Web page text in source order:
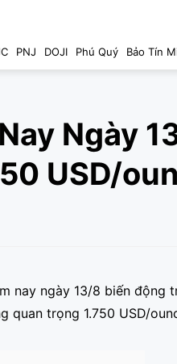
PNJ DOJI Phú Quý Bảo Tín
Ngày
USD/
nay ngày 13/8 biến động
quan trọng 1.750 USD/